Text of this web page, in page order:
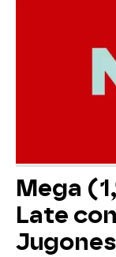
Mega
Late
Jugones